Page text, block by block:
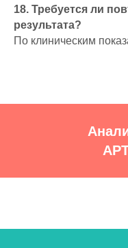
18. Требуется ли
результата?
По клиническим